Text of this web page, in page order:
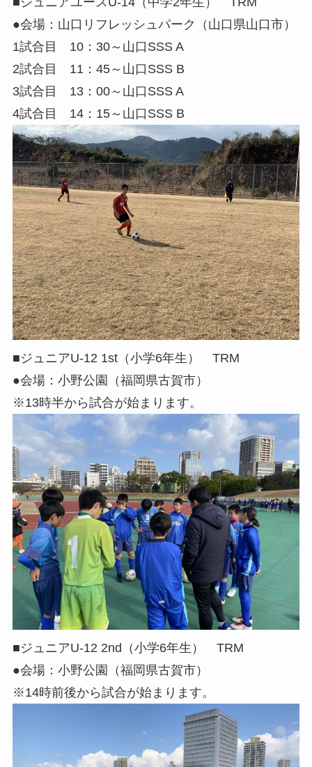
●会場：山口リフレッシュパーク（山口県山口市）
1試合目 10：30～山口SSS A
2試合目 11：45～山口SSS B
3試合目 13：00～山口SSS A
4試合目 14：15～山口SSS B
■ジュニアU-12 1st（小学6年生） TRM
●会場：小野公園（福岡県古賀市）
※13時半から試合が始まります。
■ジュニアU-12 2nd（小学6年生） TRM
●会場：小野公園（福岡県古賀市）
※14時前後から試合が始まります。